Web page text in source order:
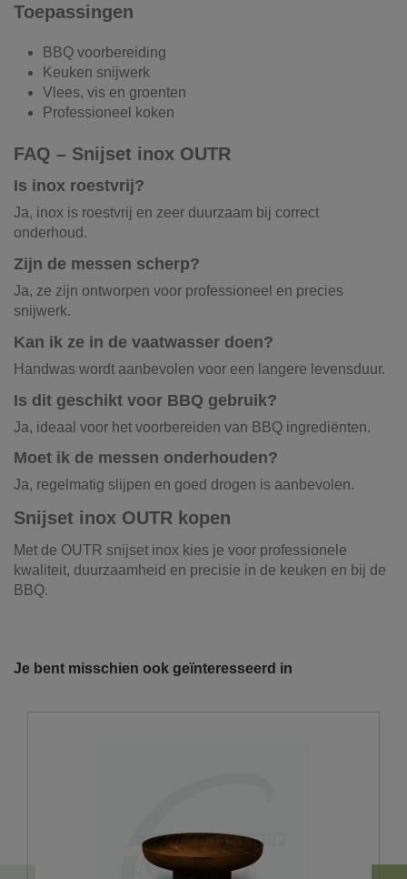
Toepassingen
BBQ voorbereiding
Keuken snijwerk
Vlees, vis en groenten
Professioneel koken
FAQ – Snijset inox OUTR
Is inox roestvrij?
Ja, inox is roestvrij en zeer duurzaam bij correct
onderhoud.
Zijn de messen scherp?
Ja, ze zijn ontworpen voor professioneel en precies
snijwerk.
Kan ik ze in de vaatwasser doen?
Handwas wordt aanbevolen voor een langere levensduur.
Is dit geschikt voor BBQ gebruik?
Ja, ideaal voor het voorbereiden van BBQ ingrediënten.
Moet ik de messen onderhouden?
Ja, regelmatig slijpen en goed drogen is aanbevolen.
Snijset inox OUTR kopen
Met de OUTR snijset inox kies je voor professionele
kwaliteit, duurzaamheid en precisie in de keuken en bij de
BBQ.
grond, grind, schors, ...
U wenst graag een losse levering?
Je bent misschien ook geïnteresseerd in